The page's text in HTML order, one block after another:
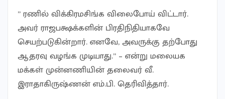
” ரணில் விக்கிரமசிங்க விலைபோய் விட்டார்.
அவர் ராஜபக்ஷக்களின் பிரதிநிதியாகவே
செயற்படுகின்றார். எனவே, அவருக்கு தற்போது
ஆதரவு வழங்க முடியாது.” – என்று மலையக
மக்கள் முன்னணியின் தலைவர் வீ.
இராதாகிருஷ்ணன் எம்.பி. தெரிவித்தார்.